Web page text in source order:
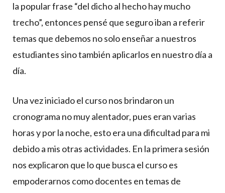
la popular frase “del dicho al hecho hay mucho
trecho”, entonces pensé que seguro iban a referir
temas que debemos no solo enseñar a nuestros
estudiantes sino también aplicarlos en nuestro día a
día.
Una vez iniciado el curso nos brindaron un
cronograma no muy alentador, pues eran varias
horas y por la noche, esto era una dificultad para mi
debido a mis otras actividades. En la primera sesión
nos explicaron que lo que busca el curso es
empoderarnos como docentes en temas de